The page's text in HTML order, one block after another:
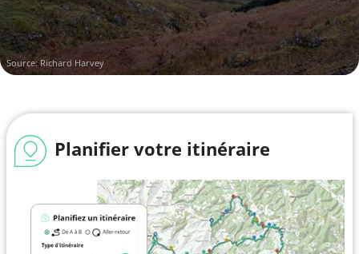
Source: Richard Harvey
Planifier votre itinéraire